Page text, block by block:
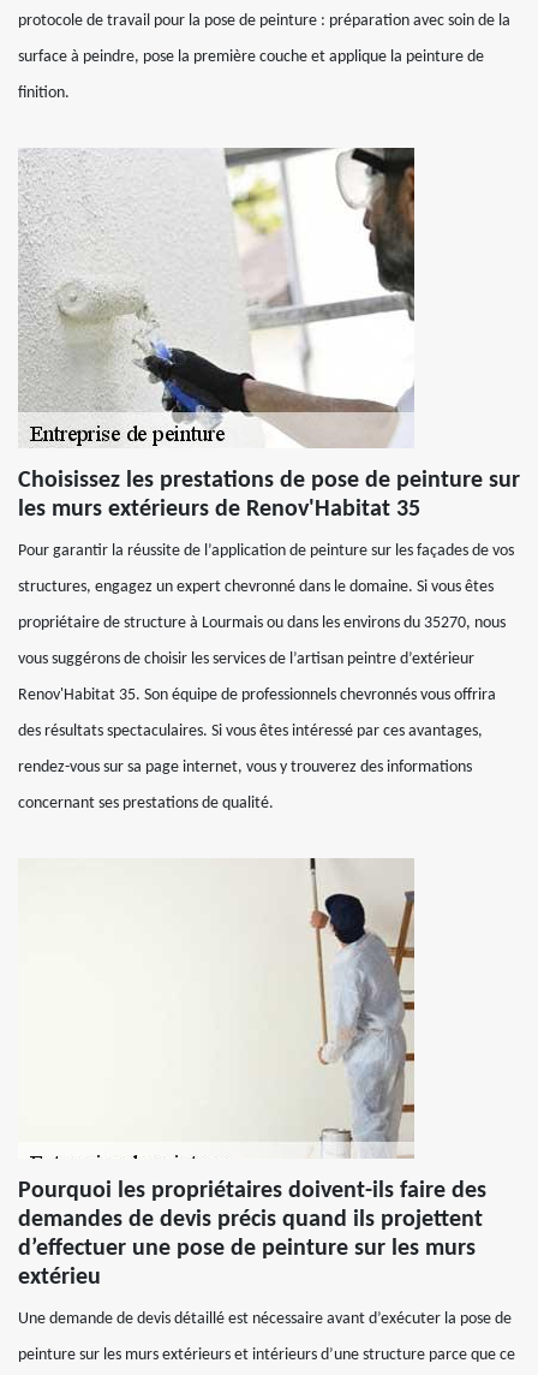
protocole de travail pour la pose de peinture : préparation avec soin de la
surface à peindre, pose la première couche et applique la peinture de
finition.
Choisissez les prestations de pose de peinture sur
les murs extérieurs de Renov'Habitat 35
Pour garantir la réussite de l’application de peinture sur les façades de vos
structures, engagez un expert chevronné dans le domaine. Si vous êtes
propriétaire de structure à Lourmais ou dans les environs du 35270, nous
vous suggérons de choisir les services de l’artisan peintre d’extérieur
Renov'Habitat 35. Son équipe de professionnels chevronnés vous offrira
des résultats spectaculaires. Si vous êtes intéressé par ces avantages,
rendez-vous sur sa page internet, vous y trouverez des informations
concernant ses prestations de qualité.
Pourquoi les propriétaires doivent-ils faire des
demandes de devis précis quand ils projettent
d’effectuer une pose de peinture sur les murs
extérieu
Une demande de devis détaillé est nécessaire avant d’exécuter la pose de
peinture sur les murs extérieurs et intérieurs d’une structure parce que ce